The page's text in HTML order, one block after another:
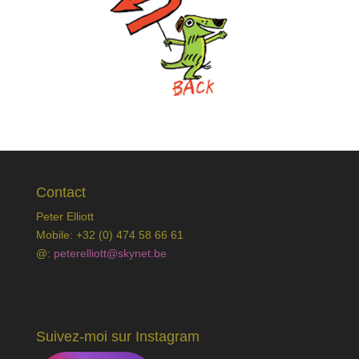
Contact
Peter Elliott
Mobile: +32 (0) 474 58 66 61
@: peterelliott@skynet.be
Suivez-moi sur Instagram